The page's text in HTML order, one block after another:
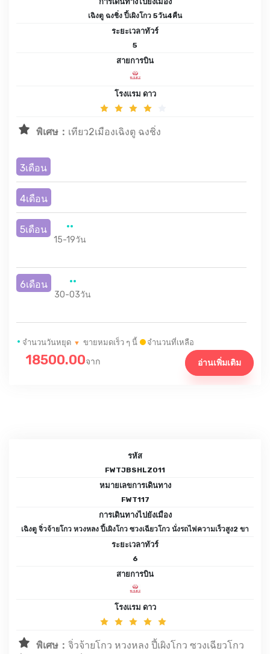
เฉิงตู ฉงชิ่ง ปี้เผิงโกว 5วัน4คืน
ระยะเวลาทัวร์
5
สายการบิน
โรงแรม ดาว
พิเศษ： เทียว2เมืองเฉิงตู ฉงชิ่ง
3เดือน
4เดือน
5เดือน
15-19วัน
6เดือน
30-03วัน
• จำนวนวันหยุด ▼ ขายหมดเร็ว ๆ นี้ จำนวนที่เหลือ
18500.00จาก อ่านเพิ่มเติม
รหัส
FWTJBSHLZ011
หมายเลขการเดินทาง
FWT117
การเดินทางไปยังเมือง
เฉิงตู จิ่วจ้ายโกว หวงหลง ปี้เผิงโกว ซวงเฉียวโกว นั่งรถไฟความเร็วสูง2 ขา
ระยะเวลาทัวร์
6
สายการบิน
โรงแรม ดาว
พิเศษ： จิ่วจ้ายโกว หวงหลง ปี้เผิงโกว ซวงเฉียวโกว